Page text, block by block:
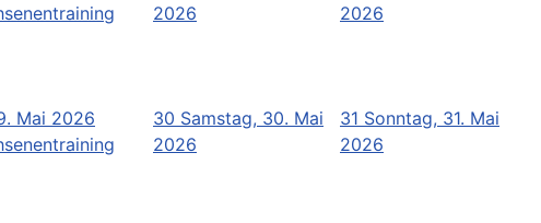
2026
2026
Mai 2026
30 Samstag, 30. Mai
2026
31 Sonntag, 31. Mai
2026